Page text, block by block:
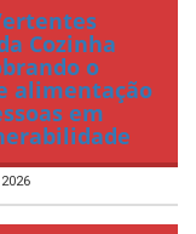
Cozinha
o
alimentação
em